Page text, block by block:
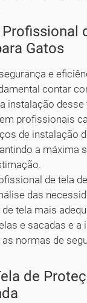
Gatos
e
contar
instalação
profissionais
de instalação
a máxima
de tela
das
tela mais
e sacadas e a
normas de
de